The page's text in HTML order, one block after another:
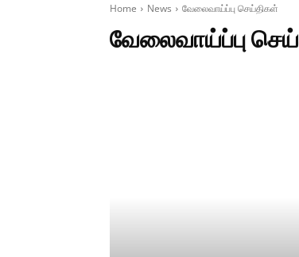
Home News வேலைவாய்ப்பு செய்திகள்
வேலைவாய்ப்பு